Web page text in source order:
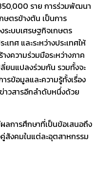
ราย การร่วมพัฒนา
ษตรข้างต้น เป็นการ
ระบบเศรษฐกิจเกษตร
ทศ และระหว่างประเทศให้
ความร่วมมือระหว่างภาค
ยนแปลงร่วมกัน รวมทั้งจะ
ข้อมูลและความรู้ทั้งเรื่อง
าวสารอีกลำดับหนึ่งด้วย
การศึกษาที่เป็นข้อเสนอถึง
สังคมในแต่ละอุตสาหกรรม